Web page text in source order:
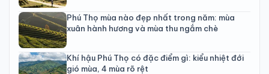
Phú Thọ mùa nào đẹp nhất trong năm: mùa
xuân hành hương và mùa thu ngắm chè
Khí hậu Phú Thọ có đặc điểm gì: kiểu nhiệt đới
gió mùa, 4 mùa rõ rệt